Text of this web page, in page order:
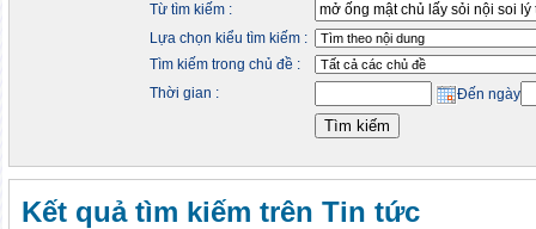
Từ tìm kiếm :
Lựa chọn kiểu tìm kiếm :
Tìm kiếm trong chủ đề :
Thời gian :
Đến ngày
Kết quả tìm kiếm trên Tin tức